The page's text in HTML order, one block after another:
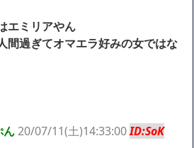
エミリアやん
間過ぎてオマエラ好みの女ではな
ん20/07/11(土)14:33:00ID:SoK